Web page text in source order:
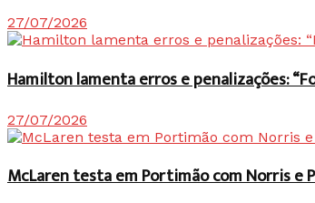
27/07/2026
Hamilton lamenta erros e penalizações:
27/07/2026
McLaren testa em Portimão com Norris e